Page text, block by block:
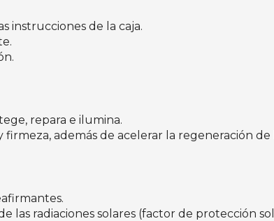
instrucciones de la caja.
repara e ilumina.
además de acelerar la regeneración de
las radiaciones solares (factor de protección